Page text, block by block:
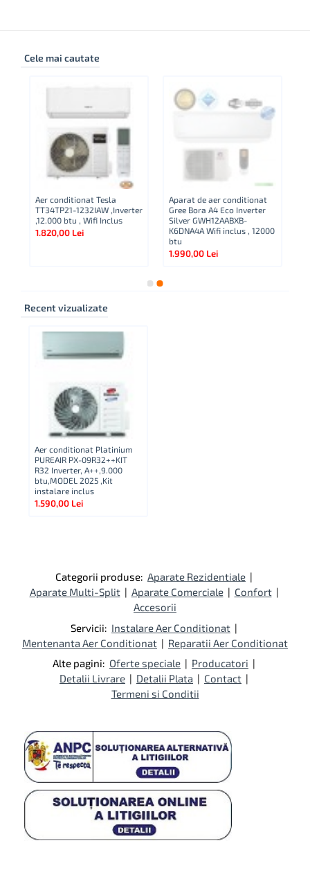
Cele mai cautate
Aer conditionat Tesla
TT34TP21-1232IAW ,Inverter
,12.000 btu , Wifi Inclus
1.820,00 Lei
Aparat de aer conditionat
Gree Bora A4 Eco Inverter
Silver GWH12AABXB-
K6DNA4A Wifi inclus , 12000
btu
1.990,00 Lei
Recent vizualizate
Aer conditionat Platinium
PUREAIR PX-09R32++KIT
R32 Inverter, A++,9.000
btu,MODEL 2025 ,Kit
instalare inclus
1.590,00 Lei
Categorii produse: Aparate Rezidentiale |
Aparate Multi-Split| Aparate Comerciale| Confort|
Accesorii
Servicii: Instalare Aer Conditionat |
Mentenanta Aer Conditionat | Reparatii Aer Conditionat
Alte pagini: Oferte speciale | Producatori |
Detalii Livrare | Detalii Plata | Contact |
Termeni si Conditii